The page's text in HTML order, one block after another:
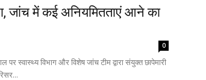
जांच में कई अनियमितताएं आने का
0
पर स्वास्थ्य विभाग और विशेष जांच टीम द्वारा संयुक्त छापेमारी